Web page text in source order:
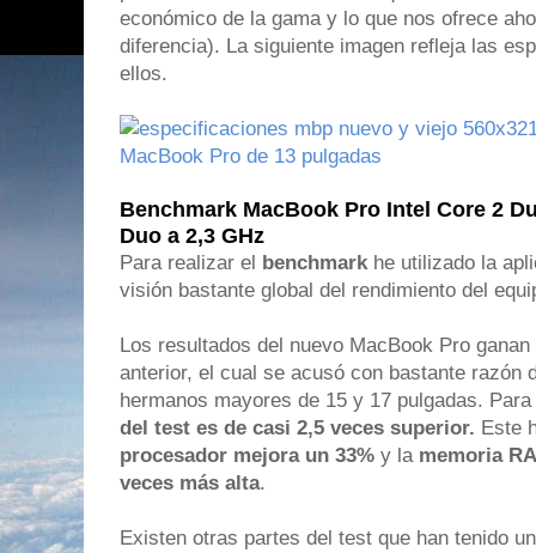
económico de la gama y lo que nos ofrece
diferencia). La siguiente imagen refleja las
ellos.
Benchmark MacBook Pro Intel Core 2
Duo a 2,3 GHz
Para realizar el benchmarkhe utilizado la
visión bastante global del rendimiento del
Los resultados del nuevo MacBook Pro
anterior, el cual se acusó con bastante razón
hermanos mayores de 15 y 17 pulgadas.
del test es de casi 2,5 veces superior. Este
procesador mejora un 33% y la memoria
veces más alta.
Existen otras partes del test que han tenido